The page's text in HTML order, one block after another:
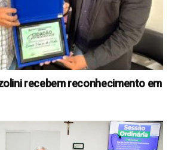
recebem reconhecimento em